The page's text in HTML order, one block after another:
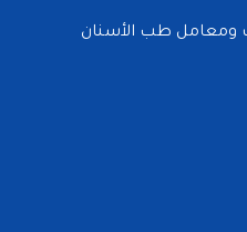
ومعامل طب الأسنان